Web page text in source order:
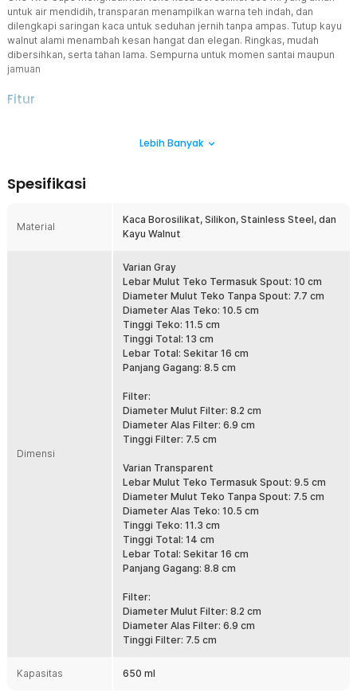
untuk air mendidih, transparan menampilkan warna teh indah, dan
dilengkapi saringan kaca untuk seduhan jernih tanpa ampas. Tutup kayu
walnut alami menambah kesan hangat dan elegan. Ringkas, mudah
dibersihkan, serta tahan lama. Sempurna untuk momen santai maupun
jamuan
Fitur
Dibuat dari kaca borosilikat berkualitas tinggi, teko ini aman
proses infusi berlangsung, memberikan kesan visual yang
Kapasitas 650 ml
Dengan ukuran yang pas, teko ini cocok untuk kebutuhan pribadi
sehingga tidak memakan banyak tempat, namun cukup luas untuk
menikmati sesi teh yang nyaman. Pilihan tepat untuk penggunaan
harian atau sebagai pelengkap jamuan.
Seduhan Murni Tanpa Ampas
Dibuat khusus untuk Anda yang serba praktis, teko teh tahan panas
ini dilengkapi saringan kaca. Lubang di bagian bawahnya dapat
menyaring ampas teh secara maksimal. Nikmati racikan teh favorit
yang jernih tanpa ada ampas yang mengganggu.
Tutup Kayu Walnut Alami
Tutup dibuat dari kayu walnut berkualitas tinggi, memberikan
kontras alami yang hangat dengan bodi kaca. Tidak hanya
fungsional untuk menjaga suhu tetap stabil, tetapi juga
mempercantik tampilan keseluruhan. Setiap tutup memiliki motif
kayu unik yang membuat setiap unit berbeda.
Mudah Digunakan dan Dibersihkan
Desain leher teko yang lebar memudahkan pengisian air dan
pembersihan. Bisa digunakan bersama alat pemanas teko atau
kompor listrik bertemperatur rendah (dengan alas pelindung).
Tahan lama dan cocok untuk penggunaan harian.
Rincian yang Anda dapatkan untuk pembelian produk ini:
1 x One Two Cups Teko Teh Kaca Saringan Tahan Panas Infuser
Teapot 650ml - HP13
Lebih Banyak
Spesifikasi
Material
Kaca Borosilikat, Silikon, Stainless Steel, dan
Kayu Walnut
Dimensi
Varian Gray
Lebar Mulut Teko Termasuk Spout: 10 cm
Diameter Mulut Teko Tanpa Spout: 7.7 cm
Diameter Alas Teko: 10.5 cm
Tinggi Teko: 11.5 cm
Tinggi Total: 13 cm
Lebar Total: Sekitar 16 cm
Panjang Gagang: 8.5 cm
Filter:
Diameter Mulut Filter: 8.2 cm
Diameter Alas Filter: 6.9 cm
Tinggi Filter: 7.5 cm
Varian Transparent
Lebar Mulut Teko Termasuk Spout: 9.5 cm
Diameter Mulut Teko Tanpa Spout: 7.5 cm
Diameter Alas Teko: 10.5 cm
Tinggi Teko: 11.3 cm
Tinggi Total: 14 cm
Lebar Total: Sekitar 16 cm
Panjang Gagang: 8.8 cm
Filter:
Diameter Mulut Filter: 8.2 cm
Diameter Alas Filter: 6.9 cm
Tinggi Filter: 7.5 cm
Kapasitas 650 ml